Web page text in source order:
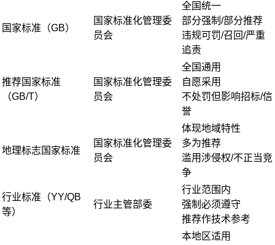
国家标准（GB）
国家标准化管理委
员会
全国统一
部分强制/部分推荐
违规可罚/召回/严重
追责
推荐国家标准
（GB/T）
国家标准化管理委
员会
全国通用
自愿采用
不处罚但影响招标/信
誉
地理标志国家标准
国家标准化管理委
员会
体现地域特性
多为推荐
滥用涉侵权/不正当竞
争
行业标准（YY/QB
等）
行业主管部委
行业范围内
强制必须遵守
推荐作技术参考
本地区适用